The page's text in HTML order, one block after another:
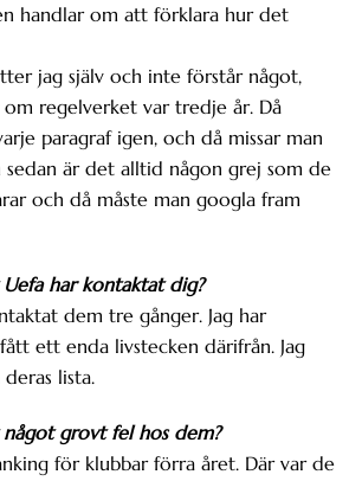
handlar om att förklara hur det
jag själv och inte förstår något,
regelverket var tredje år. Då
paragraf igen, och då missar man
sedan är det alltid någon grej som de
och då måste man googla fram
har kontaktat dig?
dem tre gånger. Jag har
ett enda livstecken därifrån. Jag
lista.
grovt fel hos dem?
för klubbar förra året. Där var de